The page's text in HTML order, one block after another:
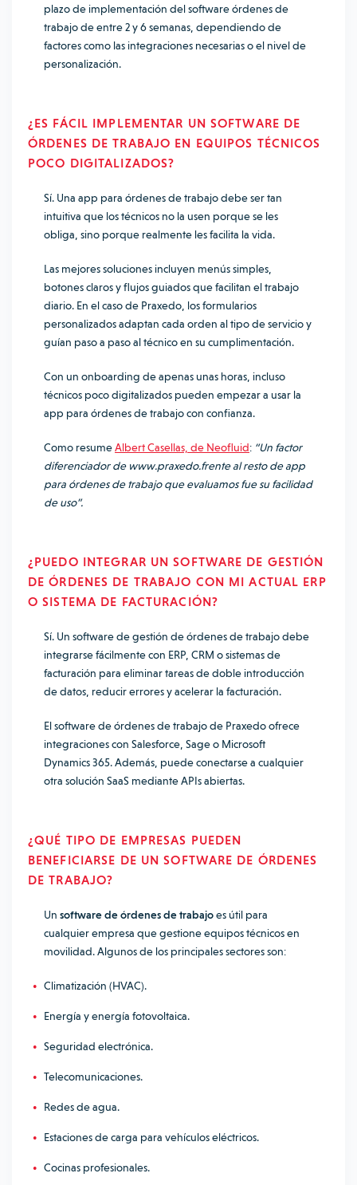
plazo de implementación del software órdenes de
trabajo de entre 2 y 6 semanas, dependiendo de
factores como las integraciones necesarias o el nivel de
personalización.
¿ES FÁCIL IMPLEMENTAR UN SOFTWARE DE
ÓRDENES DE TRABAJO EN EQUIPOS TÉCNICOS
POCO DIGITALIZADOS?
Sí. Una app para órdenes de trabajo debe ser tan
intuitiva que los técnicos no la usen porque se les
obliga, sino porque realmente les facilita la vida.
Las mejores soluciones incluyen menús simples,
botones claros y flujos guiados que facilitan el trabajo
diario. En el caso de Praxedo, los formularios
personalizados adaptan cada orden al tipo de servicio y
guían paso a paso al técnico en su cumplimentación.
Con un onboarding de apenas unas horas, incluso
técnicos poco digitalizados pueden empezar a usar la
app para órdenes de trabajo con confianza.
Como resumeAlbert Casellas, de Neofluid: “Un factor
diferenciador de www.praxedo.frente al resto de app
para órdenes de trabajo que evaluamos fue su facilidad
de uso”.
¿PUEDO INTEGRAR UN SOFTWARE DE GESTIÓN
DE ÓRDENES DE TRABAJO CON MI ACTUAL ERP
O SISTEMA DE FACTURACIÓN?
Sí. Un software de gestión de órdenes de trabajo debe
integrarse fácilmente con ERP, CRM o sistemas de
facturación para eliminar tareas de doble introducción
de datos, reducir errores y acelerar la facturación.
El software de órdenes de trabajo de Praxedo ofrece
integraciones con Salesforce, Sage o Microsoft
Dynamics 365. Además, puede conectarse a cualquier
otra solución SaaS mediante APIs abiertas.
¿QUÉ TIPO DE EMPRESAS PUEDEN
BENEFICIARSE DE UN SOFTWARE DE ÓRDENES
DE TRABAJO?
Un software de órdenes de trabajoes útil para
cualquier empresa que gestione equipos técnicos en
movilidad. Algunos de los principales sectores son:
Climatización (HVAC).
Energía y energía fotovoltaica.
Seguridad electrónica.
Telecomunicaciones.
Redes de agua.
Estaciones de carga para vehículos eléctricos.
Cocinas profesionales.